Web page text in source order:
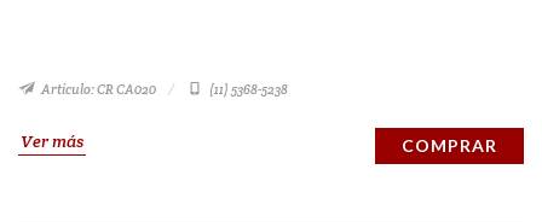
Artículo: CR CA020 (11) 5368-5238
Ver más COMPRAR